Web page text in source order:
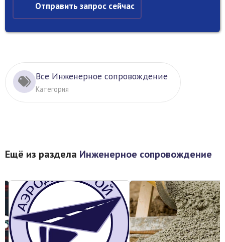
Отправить запрос сейчас
Все Инженерное сопровождение
Категория
Ещё из раздела Инженерное сопровождение